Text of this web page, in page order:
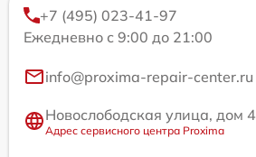
+7 (495) 023-41-97
Ежедневно с 9:00 до 21:00
info@proxima-repair-center.ru
Новослободская улица, дом 4
Адрес сервисного центра Proxima